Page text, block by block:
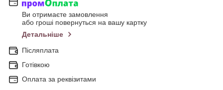
Ви отримаєте замовлення
або гроші повернуться на вашу картку
Детальніше
Післяплата
Готівкою
Оплата за реквізитами